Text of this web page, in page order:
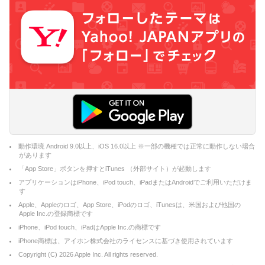
動作環境 Android 9.0以上、iOS 16.0以上 ※一部の機種では正常に動作しない場合
があります
「App Store」ボタンを押すとiTunes （外部サイト）が起動します
アプリケーションはiPhone、iPod touch、iPadまたはAndroidでご利用いただけま
す
Apple、Appleのロゴ、App Store、iPodのロゴ、iTunesは、米国および他国の
Apple Inc.の登録商標です
iPhone、iPod touch、iPadはApple Inc.の商標です
iPhone商標は、アイホン株式会社のライセンスに基づき使用されています
Copyright (C) 2026Apple Inc. All rights reserved.